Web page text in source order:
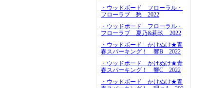
・ウッドボード フローラル・
フローラブ 愁 2022
・ウッドボード フローラル・
フローラブ 夏乃&莉玖 2022
・ウッドボード かけぬけ★青
春スパーキング！ 響B 2022
・ウッドボード かけぬけ★青
春スパーキング！ 響C 2022
・ウッドボード かけぬけ★青